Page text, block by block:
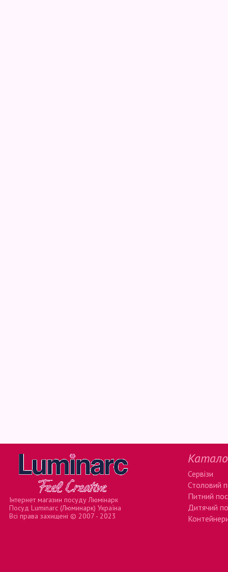
Інтернет магазин посуду Люмінарк
Посуд Luminarc (Люминарк) Україна
Всі права захищені © 2007 - 2023
Сервізи
Столовий
Питний
Дитячий